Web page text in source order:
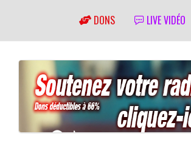
DONS LIVE VIDÉO